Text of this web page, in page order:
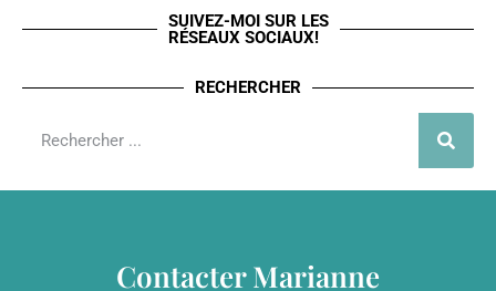
SUIVEZ-MOI SUR LES
RÉSEAUX SOCIAUX!
RECHERCHER
Contacter Marianne